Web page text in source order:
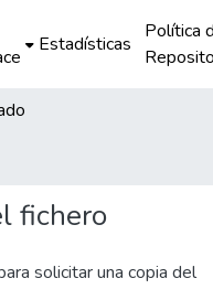
Estadísticas
Política
fichero
solicitar una copia del